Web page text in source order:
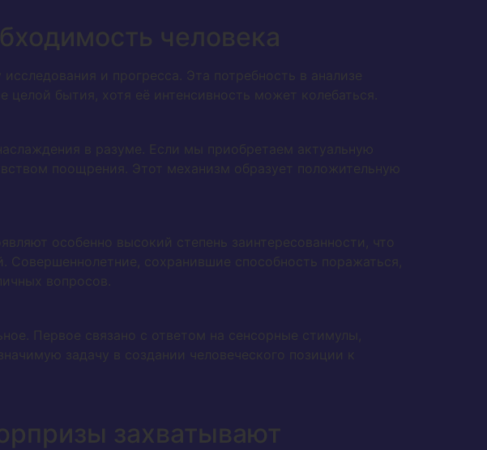
человека
и прогресса. Эта потребность в анализе
целой бытия, хотя её интенсивность может колебаться.
в разуме. Если мы приобретаем актуальную
поощрения. Этот механизм образует положительную
особенно высокий степень заинтересованности, что
сохранившие способность поражаться,
вопросов.
Первое связано с ответом на сенсорные стимулы,
задачу в создании человеческого позиции к
захватывают